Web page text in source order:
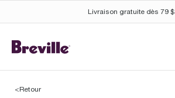
Livraison gratuite dès 79 $
<Retour